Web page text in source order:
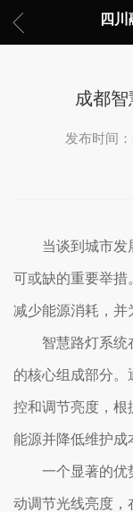
四
成都
发布时间
当谈到城市发
可或缺的重要举措
减少能源消耗，并
智慧路灯系统
的核心组成部分。
控和调节亮度，根
能源并降低维护成
一个显著的优
动调节光线亮度，